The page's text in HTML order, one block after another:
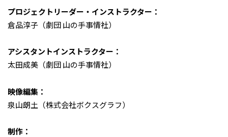
プロジェクトリーダー・インストラクター：
倉品淳子（劇団 山の手事情社）
アシスタントインストラクター：
太田成美（劇団 山の手事情社）
映像編集：
泉山朗土（株式会社ボクスグラフ）
制作：